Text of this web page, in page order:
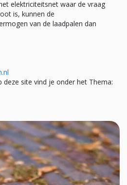
elektriciteitsnet waar de vraag
is, kunnen de
van de laadpalen dan
deze site vind je onder het Thema: